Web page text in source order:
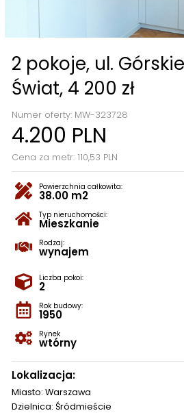
2 pokoje, ul.
Świat, 4 200 zł
Numer oferty: MW-323728
4.200 PLN
Cena za metr: 110,53 PLN
Powierzchnia całkowita:
38.00 m2
Typ nieruchomości:
Mieszkanie
Rodzaj:
wynajem
Liczba pokoi:
2
Rok budowy:
1950
Rynek
wtórny
Lokalizacja:
Miasto: Warszawa
Dzielnica: Śródmieście